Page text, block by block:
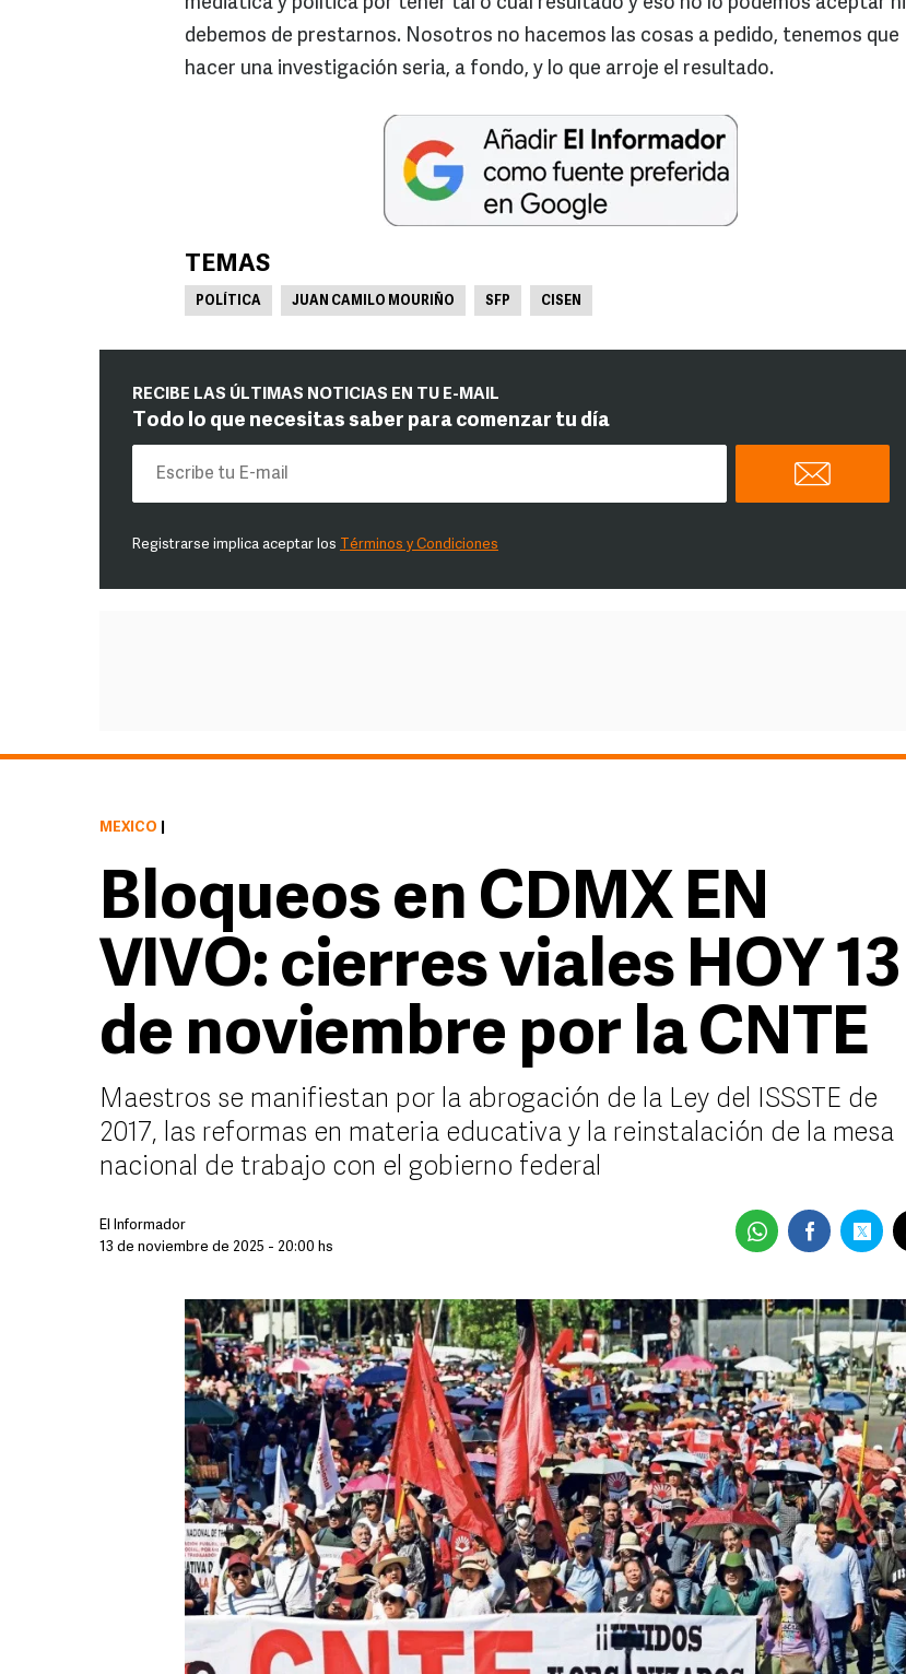
debemos de prestarnos. Nosotros no hacemos las cosas a pedido, tenemos que
hacer una investigación seria, a fondo, y lo que arroje el resultado.
TEMAS
POLÍTICA JUAN CAMILO MOURIÑO SFP CISEN
RECIBE LAS ÚLTIMAS NOTICIAS EN TU E-MAIL
Todo lo que necesitas saber para comenzar tu día
Registrarse implica aceptar los Términos y Condiciones
MÉXICO
Bloqueos en CDMX EN
VIVO: cierres viales HOY 13
de noviembre por la CNTE
Maestros se manifiestan por la abrogación de la Ley del ISSSTE de
2017, las reformas en materia educativa y la reinstalación de la mesa
nacional de trabajo con el gobierno federal
El Informador
13 de noviembre de 2025 - 20:00 hs